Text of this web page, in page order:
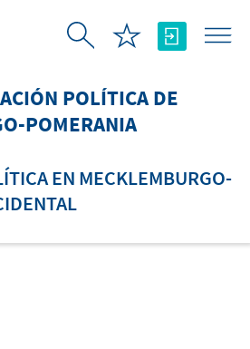
POLÍTICA DE
POMERANIA
EN MECKLEMBURGO-